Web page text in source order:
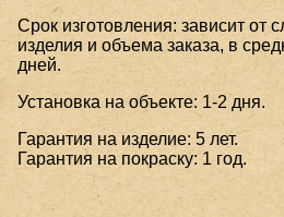
Срок изготовления: зависит от
изделия и объема заказа, в
дней.
Установка на объекте: 1-2 дня.
Гарантия на изделие: 5 лет.
Гарантия на покраску: 1 год.